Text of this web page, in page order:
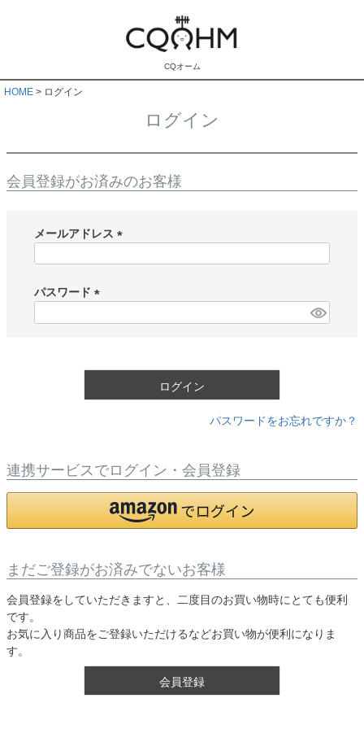
CQオーム
HOME ログイン
ログイン
会員登録がお済みのお客様
メールアドレス
)
パスワード
ログイン
パスワードをお忘れですか？
連携サービスでログイン・会員登録
まだご登録がお済みでないお客様
会員登録をしていただきますと、二度目のお買い物時にとても便利
です。
お気に入り商品をご登録いただけるなどお買い物が便利になりま
す。
会員登録